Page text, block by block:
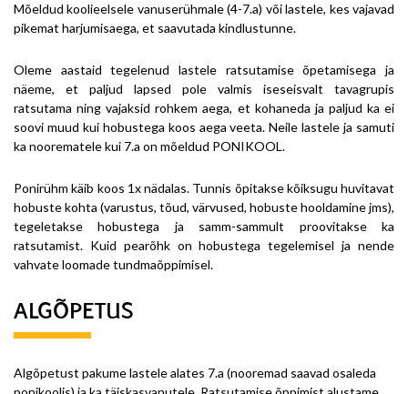
Mõeldud koolieelsele vanuserühmale (4-7.a) või lastele, kes vajavad
pikemat harjumisaega, et saavutada kindlustunne.
Oleme aastaid tegelenud lastele ratsutamise õpetamisega ja
näeme, et paljud lapsed pole valmis iseseisvalt tavagrupis
ratsutama ning vajaksid rohkem aega, et kohaneda ja paljud ka ei
soovi muud kui hobustega koos aega veeta. Neile lastele ja samuti
ka noorematele kui 7.a on mõeldud PONIKOOL.
Ponirühm käib koos 1x nädalas. Tunnis õpitakse kõiksugu huvitavat
hobuste kohta (varustus, tõud, värvused, hobuste hooldamine jms),
tegeletakse hobustega ja samm-sammult proovitakse ka
ratsutamist. Kuid pearõhk on hobustega tegelemisel ja nende
vahvate loomade tundmaõppimisel.
ALGÕPETUS
Algõpetust pakume lastele alates 7.a (nooremad saavad osaleda